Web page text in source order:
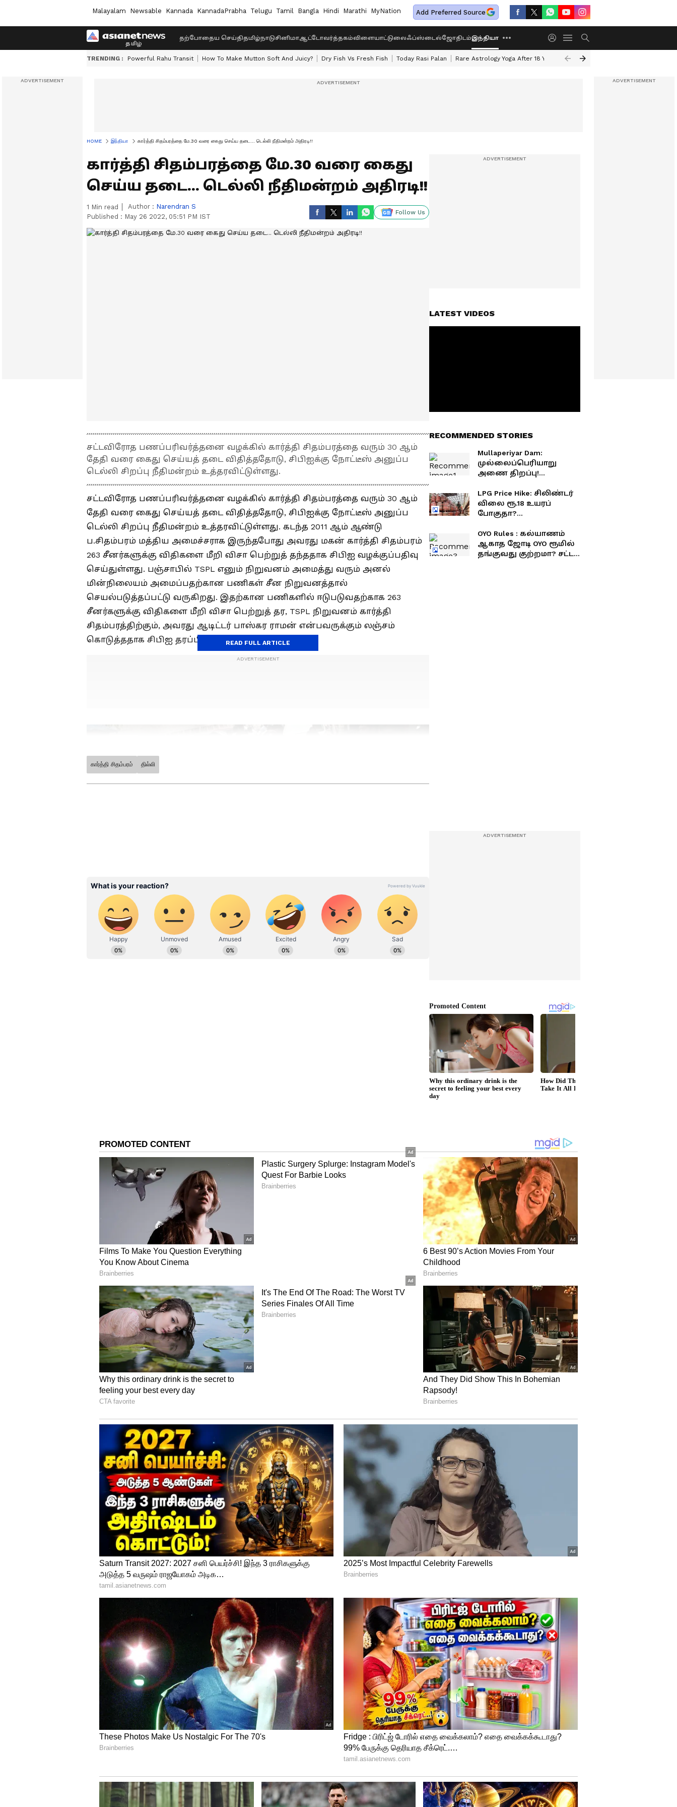
Malayalam Newsable Kannada KannadaPrabha Telugu Tamil Bangla Hindi Marathi MyNation Add Preferred Source
தற்போதைய செய்திதமிழ்நாடுசினிமாஆட்டோவர்த்தகம்விளையாட்டுலைஃப்ஸ்டைல்ஜோதிடம்இந்தியா
TRENDING : Powerful Rahu Transit How To Make Mutton Soft And Juicy? Dry Fish Vs Fresh Fish Today Rasi Palan Rare Astrology Yoga After 18 Years Dwi Pushkar Yoga 2026
HOME இந்தியா கார்த்தி சிதம்பரத்தை மே.30 வரை கைது செய்ய தடை... டெல்லி நீதிமன்றம் அதிரடி!!
கார்த்தி சிதம்பரத்தை மே.30 வரை கைது
செய்ய தடை... டெல்லி நீதிமன்றம் அதிரடி!!
1 Min read Author : Narendran S
Published : May 26 2022, 05:51 PM IST
Follow Us
சட்டவிரோத பணப்பரிவர்த்தனை வழக்கில் கார்த்தி சிதம்பரத்தை வரும் 30 ஆம்
தேதி வரை கைது செய்யத் தடை விதித்ததோடு, சிபிஐக்கு நோட்டீஸ் அனுப்ப
டெல்லி சிறப்பு நீதிமன்றம் உத்தரவிட்டுள்ளது.
சட்டவிரோத பணப்பரிவர்த்தனை வழக்கில் கார்த்தி சிதம்பரத்தை வரும் 30 ஆம்
தேதி வரை கைது செய்யத் தடை விதித்ததோடு, சிபிஐக்கு நோட்டீஸ் அனுப்ப
டெல்லி சிறப்பு நீதிமன்றம் உத்தரவிட்டுள்ளது. கடந்த 2011 ஆம் ஆண்டு
ப.சிதம்பரம் மத்திய அமைச்சராக இருந்தபோது அவரது மகன் கார்த்தி சிதம்பரம்
263 சீனர்களுக்கு விதிகளை மீறி விசா பெற்றுத் தந்ததாக சிபிஐ வழக்குப்பதிவு
செய்துள்ளது. பஞ்சாபில் TSPL எனும் நிறுவனம் அமைத்து வரும் அனல்
மின்நிலையம் அமைப்பதற்கான பணிகள் சீன நிறுவனத்தால்
செயல்படுத்தப்பட்டு வருகிறது. இதற்கான பணிகளில் ஈடுபடுவதற்காக 263
சீனர்களுக்கு விதிகளை மீறி விசா பெற்றுத் தர, TSPL நிறுவனம் கார்த்தி
சிதம்பரத்திற்கும், அவரது ஆடிட்டர் பாஸ்கர ராமன் என்பவருக்கும் லஞ்சம்
கொடுத்ததாக சிபிஐ தரப்பில் கூறப்பட்டுள்ளது.
மேலும் கட்டுமானப் பணிகள் தாமதமானதால் சீனப்பணியாளர்களின் விசாவை
நீட்டிக்க TSPL நிறுவனம் மீண்டும் பாஸ்கர ராமனை அணுகியதாகவும் சிபிசி
நாடு திரும்பிய 16 மணி நேரத்தில் அவர் சிபிஐ விசாரணைக்கு ஆஜராக
வேண்டுமென சிறப்பு நீதிமன்றம் உத்தரவிட்டது. இதனைத் தொடர்ந்து, இன்று
சிபிஐ விசாரணைக்காக கார்த்தி சிதம்பரம் ஆஜரானார். முன்னதாக, கார்த்தி
சிதம்பரம் டெல்லி ரோஸ் அவென்யு நீதிமன்றத்தில் முன்ஜாமீன் மனு தாக்கல்
செய்தார். இந்த மனுவை விசாரித்த டெல்லி சிறப்பு நீதிமன்றம் நீதிபதி இக்பால்,
கார்த்தி சிதம்பரத்தை வரும் 30 ஆம் தேதி வரை கைது செய்யத் தடை
விதித்ததோடு, சிபிஐக்கு நோட்டீஸ் அனுப்ப உத்தரவிட்டார். மேலும் இந்த மனு
வரும் 30 ஆம் தேதி மீண்டும் விசாரணைக்கு வருகிறது.
READ FULL ARTICLE
ABOUT THE AUTHOR
கார்த்தி சிதம்பரம் தில்லி
LATEST VIDEOS
RECOMMENDED STORIES
Mullaperiyar Dam:
முல்லைப்பெரியாறு
அணை திறப்பு!
தண்ணீர்.!
LPG Price Hike: சிலிண்டர்
விலை ரூ.18 உயரப்
போகுதா?
அடுத்த ஷாக்!
OYO Rules : கல்யாணம்
ஆகாத ஜோடி OYO ரூமில்
தங்குவது குற்றமா? சட்டம்